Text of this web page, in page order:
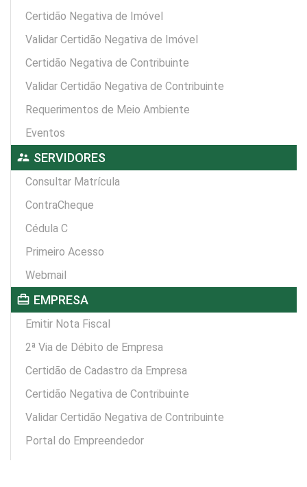
Certidão Negativa de Imóvel
Validar Certidão Negativa de Imóvel
Certidão Negativa de Contribuinte
Validar Certidão Negativa de Contribuinte
Requerimentos de Meio Ambiente
Eventos
supervisor_account SERVIDORES
Consultar Matrícula
ContraCheque
Cédula C
Primeiro Acesso
Webmail
card_travel EMPRESA
Emitir Nota Fiscal
2ª Via de Débito de Empresa
Certidão de Cadastro da Empresa
Certidão Negativa de Contribuinte
Validar Certidão Negativa de Contribuinte
Portal do Empreendedor